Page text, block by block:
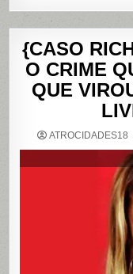
{CASO
O CRIME
QUE
ATROCIDADES18